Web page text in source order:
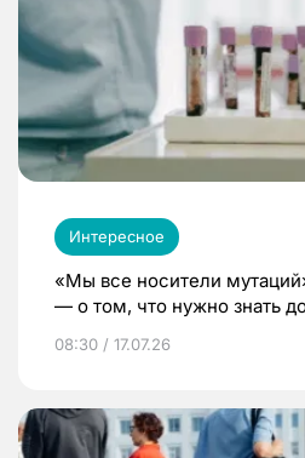
Интересное
«Мы все носители
— о том, что нужно знать
08:30 / 17.07.26